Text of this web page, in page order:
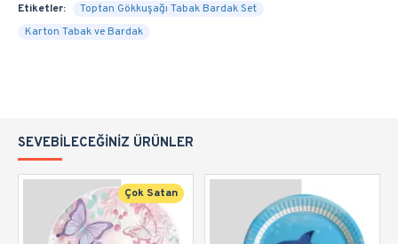
Etiketler:
Toptan Gökkuşağı Tabak Bardak Set
Karton Tabak ve Bardak
SEVEBILECEĞINIZ ÜRÜNLER
Çok Satan